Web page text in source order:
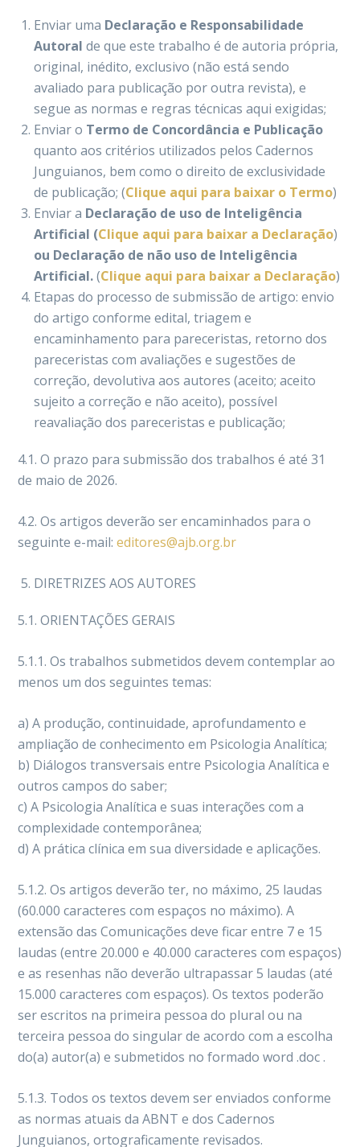
Enviar uma Declaração e Responsabilidade
Autoral de que este trabalho é de autoria própria,
original, inédito, exclusivo (não está sendo
avaliado para publicação por outra revista), e
segue as normas e regras técnicas aqui exigidas;
Enviar o Termo de Concordância e Publicação
quanto aos critérios utilizados pelos Cadernos
Junguianos, bem como o direito de exclusividade
de publicação; (Clique aqui para baixar o Termo)
Enviar a Declaração de uso de Inteligência
Artificial (Clique aqui para baixar a Declaração)
ou Declaração de não uso de Inteligência
Artificial.(Clique aqui para baixar a Declaração)
Etapas do processo de submissão de artigo: envio
do artigo conforme edital, triagem e
encaminhamento para pareceristas, retorno dos
pareceristas com avaliações e sugestões de
correção, devolutiva aos autores (aceito; aceito
sujeito a correção e não aceito), possível
reavaliação dos pareceristas e publicação;
4.1. O prazo para submissão dos trabalhos é até 31
de maio de 2026.
4.2. Os artigos deverão ser encaminhados para o
seguinte e-mail:editores@ajb.org.br
DIRETRIZES AOS AUTORES
5.1. ORIENTAÇÕES GERAIS
5.1.1. Os trabalhos submetidos devem contemplar ao
menos um dos seguintes temas:
a) A produção, continuidade, aprofundamento e
ampliação de conhecimento em Psicologia Analítica;
b) Diálogos transversais entre Psicologia Analítica e
outros campos do saber;
c) A Psicologia Analítica e suas interações com a
complexidade contemporânea;
d) A prática clínica em sua diversidade e aplicações.
5.1.2. Os artigos deverão ter, no máximo, 25 laudas
(60.000 caracteres com espaços no máximo). A
extensão das Comunicações deve ficar entre 7 e 15
laudas (entre 20.000 e 40.000 caracteres com espaços)
e as resenhas não deverão ultrapassar 5 laudas (até
15.000 caracteres com espaços). Os textos poderão
ser escritos na primeira pessoa do plural ou na
terceira pessoa do singular de acordo com a escolha
do(a) autor(a) e submetidos no formado word .doc .
5.1.3. Todos os textos devem ser enviados conforme
as normas atuais da ABNT e dos Cadernos
Junguianos, ortograficamente revisados.